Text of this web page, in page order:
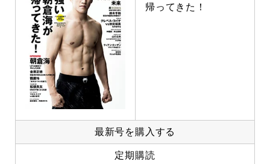
帰ってきた！
最新号を購入する
定期購読